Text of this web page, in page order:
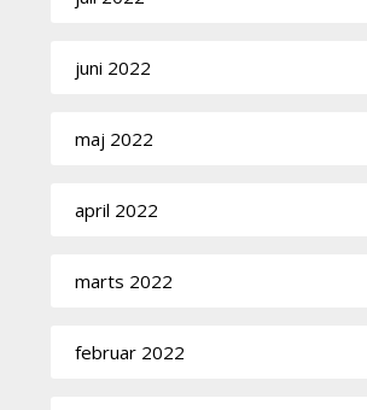
juni 2022
maj 2022
april 2022
marts 2022
februar 2022